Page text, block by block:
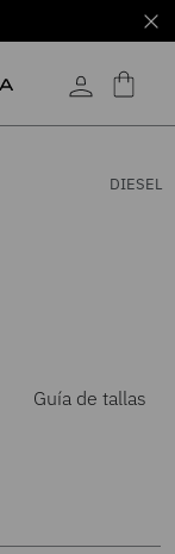
DIESEL
Guía de tallas